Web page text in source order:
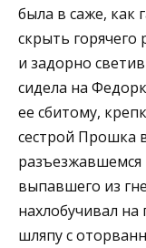
была в саже, как
скрыть горячего
и задорно
сидела на
ее сбитому,
сестрой Прошка
выпавшего из
нахлобучивал
шляпу с